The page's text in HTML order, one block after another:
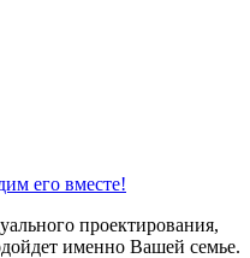
его вместе!
проектирования,
именно Вашей семье.